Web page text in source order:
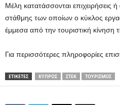
Μέλη κατατάσσονται επιχειρήσεις
στάθμης των οποίων ο κύκλος
έμμεσα από την τουριστική κίνηση
Για περισσότερες πληροφορίες
ΕΤΙΚΕΤΕΣ ΚΎΠΡΟΣ ΣΤΕΚ ΤΟΥΡΙΣΜΌΣ